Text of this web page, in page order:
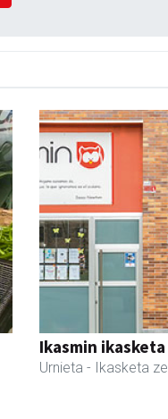
Ikasmin
Urnieta - Ikasketa